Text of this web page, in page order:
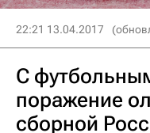
22:21 13.04.2017
С
поражение
сборной